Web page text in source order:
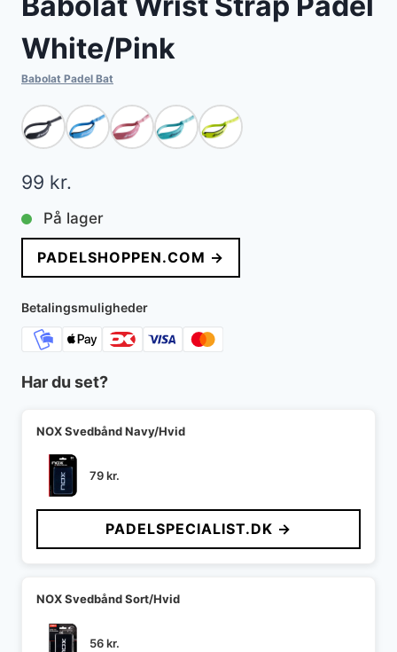
White/Pink
Babolat Padel Bat
99 kr.
På lager
PADELSHOPPEN.COM →
Betalingsmuligheder
Har du set?
NOX Svedbånd Navy/Hvid
79kr.
PADELSPECIALIST.DK →
NOX Svedbånd Sort/Hvid
56kr.